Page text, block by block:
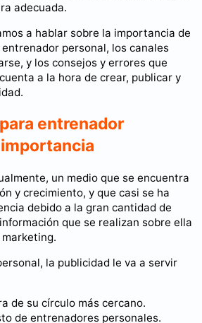
adecuada.
a hablar sobre la importancia de
personal, los canales
y los consejos y errores que
a la hora de crear, publicar y
entrenador
un medio que se encuentra
y crecimiento, y que casi se ha
debido a la gran cantidad de
que se realizan sobre ella
la publicidad le va a servir
de su círculo más cercano.
de entrenadores personales.